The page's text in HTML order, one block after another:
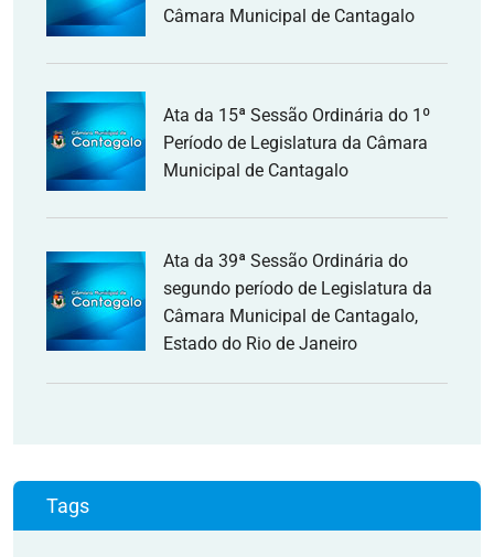
Câmara Municipal de Cantagalo
Ata da 15ª Sessão Ordinária do 1º
Período de Legislatura da Câmara
Municipal de Cantagalo
Ata da 39ª Sessão Ordinária do
segundo período de Legislatura da
Câmara Municipal de Cantagalo,
Estado do Rio de Janeiro
Tags